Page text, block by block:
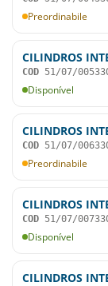
Preordinabile
CILINDROS
COD 51/07/
Disponível
CILINDROS
COD 51/07/
Preordinabile
CILINDROS
COD 51/07/
Disponível
CILINDROS